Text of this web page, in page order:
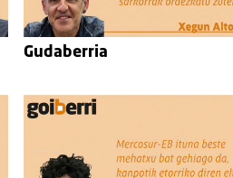
Gudaberria